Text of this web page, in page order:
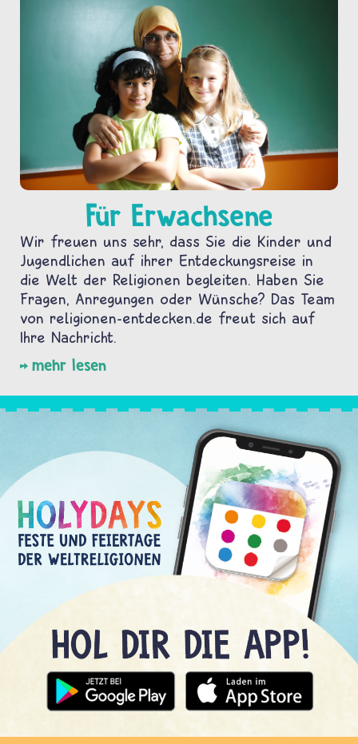
Für Erwachsene
Wir freuen uns sehr, dass Sie die Kinder und
Jugendlichen auf ihrer Entdeckungsreise in
die Welt der Religionen begleiten. Haben Sie
Fragen, Anregungen oder Wünsche? Das Team
von religionen-entdecken.de freut sich auf
Ihre Nachricht.
mehr lesen